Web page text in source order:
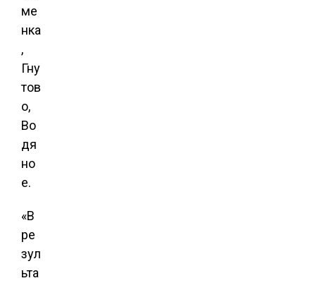
ме
нка
,
Гну
тов
о,
Во
дя
но
е.
«В
ре
зул
ьта